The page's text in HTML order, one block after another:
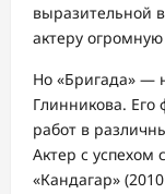
выразительной
актеру
Но «Бригада» —
Глинникова. Его
работ в
Актер с успехом
«Кандагар»